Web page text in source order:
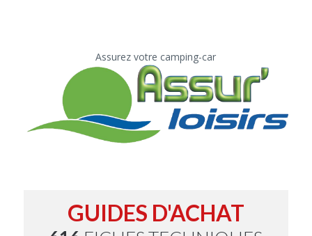
Assurez votre camping-car
GUIDES D'ACHAT